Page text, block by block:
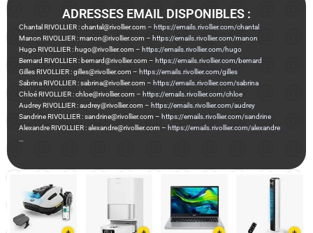
ADRESSES EMAIL DISPONIBLES :
Chantal RIVOLLIER : chantal@rivollier.com – https://emails.rivollier.com/chantal
Manon RIVOLLIER : manon@rivollier.com – https://emails.rivollier.com/manon
Hugo RIVOLLIER : hugo@rivollier.com – https://emails.rivollier.com/hugo
Bernard RIVOLLIER : bernard@rivollier.com – https://emails.rivollier.com/bernard
Gilles RIVOLLIER : gilles@rivollier.com – https://emails.rivollier.com/gilles
Sabrina RIVOLLIER : sabrina@rivollier.com – https://emails.rivollier.com/sabrina
Chloé RIVOLLIER : chloe@rivollier.com – https://emails.rivollier.com/chloe
Audrey RIVOLLIER : audrey@rivollier.com – https://emails.rivollier.com/audrey
Sandrine RIVOLLIER : sandrine@rivollier.com – https://emails.rivollier.com/sandrine
Alexandre RIVOLLIER : alexandre@rivollier.com – https://emails.rivollier.com/alexandre